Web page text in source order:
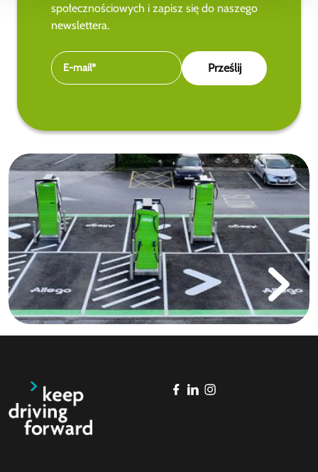
społecznościowych i zapisz się do naszego
newslettera.